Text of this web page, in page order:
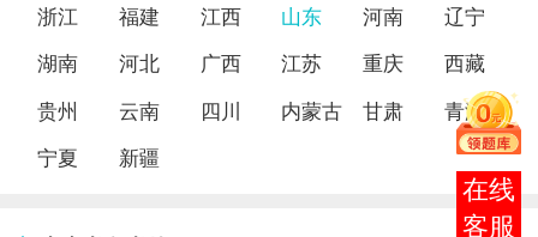
浙江
福建 江西 山东 河南
辽宁
湖南
河北 广西 江苏 重庆
西藏
贵州
云南 四川 内蒙古 甘肃
青海
宁夏
新疆
在线
客服